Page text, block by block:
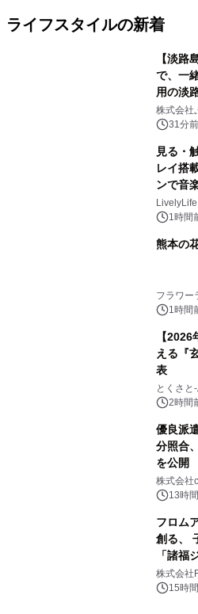
ライフスタイルの新着
【淡路
で、一
用の淡
プール
スの2施
株式会社
31分前
見る・
レイ搭
ンで音
1時間
熊本の
フラワー
1時間
【
える『
表
とくさと
2時間
優良派
分照合
を公開
株式会社
13時
フロム
創る、
「諸福
(日)開催
株式会社
15時